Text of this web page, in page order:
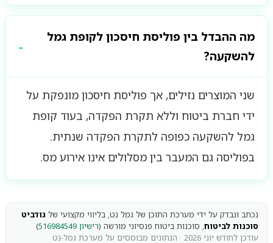
מה ההבדל בין פוליסת חיסכון לקופת גמל
להשקעה?
שני המוצרים נזילים, אך פוליסת חיסכון מונפקת על
ידי חברת ביטוח וללא תקרת הפקדה, בעוד קופת
גמל להשקעה כפופה לתקרת הפקדה שנתית.
בפוליסה גם המעבר בין מסלולים אינו אירוע מס.
נכתב ונבדק על ידי מערכת התוכן של גמל נט, בליווי מקצועי של גודביט
סוכנות לביטוח, סוכנות ביטוח פנסיוני מורשה (רישיון 516984549
)
עודכן לחודש יוני 2026 · הנתונים מבוססים על מערכת גמל-נט